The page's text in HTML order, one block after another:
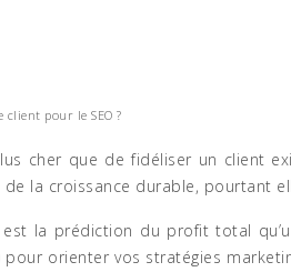
pour le SEO ?
cher que de fidéliser un client
la croissance durable, pourtant
est la prédiction du profit total
pour orienter vos stratégies